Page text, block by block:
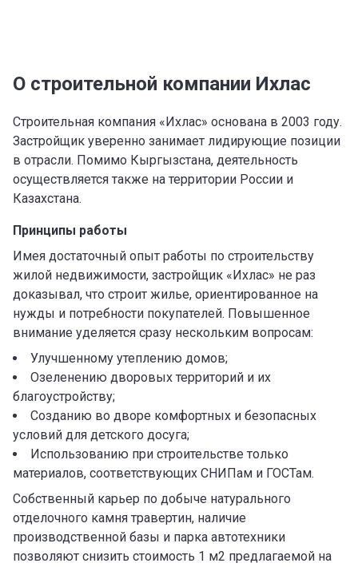
О строительной компании Ихлас
Строительная компания «Ихлас» основана в 2003 году.
Застройщик уверенно занимает лидирующие позиции
в отрасли. Помимо Кыргызстана, деятельность
осуществляется также на территории России и
Казахстана.
Принципы работы
Имея достаточный опыт работы по строительству
жилой недвижимости, застройщик «Ихлас» не раз
доказывал, что строит жилье, ориентированное на
нужды и потребности покупателей. Повышенное
внимание уделяется сразу нескольким вопросам:
Улучшенному утеплению домов;
Озеленению дворовых территорий и их
благоустройству;
Созданию во дворе комфортных и безопасных
условий для детского досуга;
Использованию при строительстве только
материалов, соответствующих СНИПам и ГОСТам.
Собственный карьер по добыче натурального
отделочного камня травертин, наличие
производственной базы и парка автотехники
позволяют снизить стоимость 1 м2 предлагаемой на